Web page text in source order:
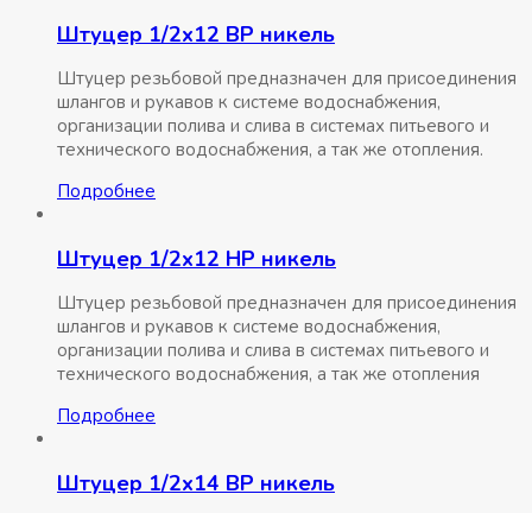
Штуцер 1/2х12 ВР никель
Штуцер резьбовой предназначен для присоединения
шлангов и рукавов к системе водоснабжения,
организации полива и слива в системах питьевого и
технического водоснабжения, а так же отопления.
Подробнее
Штуцер 1/2х12 НР никель
Штуцер резьбовой предназначен для присоединения
шлангов и рукавов к системе водоснабжения,
организации полива и слива в системах питьевого и
технического водоснабжения, а так же отопления
Подробнее
Штуцер 1/2х14 ВР никель